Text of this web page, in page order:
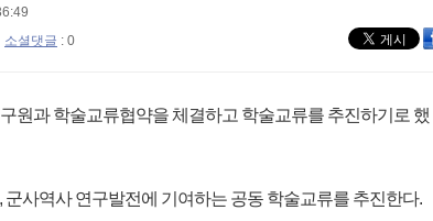
소셜댓글 : 0
원과 학술교류협약을 체결하고 학술교류를 추진하기로 했
사역사 연구발전에 기여하는 공동 학술교류를 추진한다.